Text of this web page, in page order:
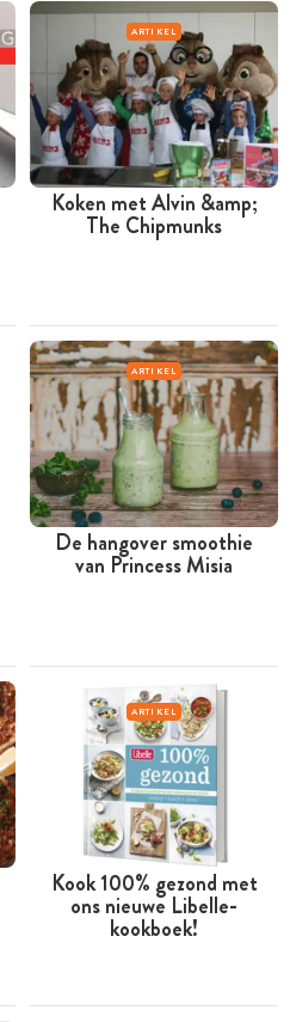
ARTIKEL
Koken met Alvin &amp;
The Chipmunks
ARTIKEL
De hangover smoothie
van Princess Misia
ARTIKEL
Kook 100% gezond met
ons nieuwe Libelle-
kookboek!